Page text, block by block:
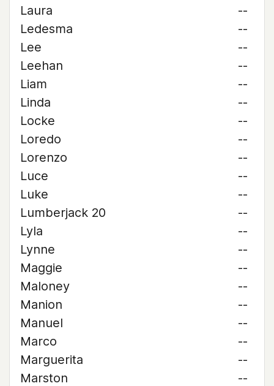
Laura
--
Ledesma
--
Lee
--
Leehan
--
Liam
--
Linda
--
Locke
--
Loredo
--
Lorenzo
--
Luce
--
Luke
--
Lumberjack 20
--
Lyla
--
Lynne
--
Maggie
--
Maloney
--
Manion
--
Manuel
--
Marco
--
Marguerita
--
Marston
--